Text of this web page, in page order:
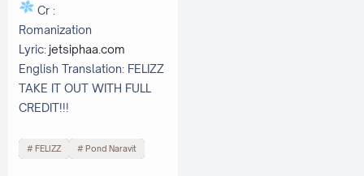
Cr :
Romanization
Lyric:jetsiphaa.com
English Translation: FELIZZ
TAKE IT OUT WITH FULL
CREDIT!!!
FELIZZ Pond Naravit